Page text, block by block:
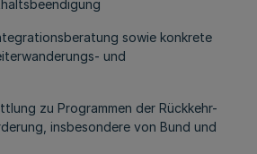
sowie konkrete
und
zu Programmen der Rückkehr-
insbesondere von Bund und